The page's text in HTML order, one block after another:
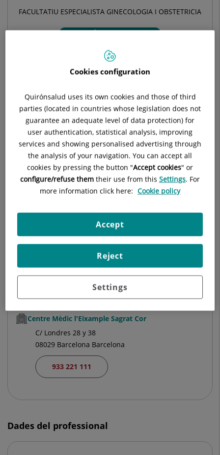
FACULTATIU ESPECIALISTA GINECOLOGIA I OBSTETRICIA
OBSTETRÍCIA I GINECOLOGIA
Demanar hora
Demana cita amb aquest professional en altres
hospitals:
Hospital Universitari Sagrat Cor
C/ Viladomat, 288
08029 Barcelona
933 221 111
Hospital Universitari El Pilar
C/ Balmes, 271
932 360 500
Centre Mèdic l'Eixample Sagrat Cor
C/ Londres 28 y 38
08029 Barcelona Barcelona
933 221 111
Dades del professional
Cookies configuration
Quirónsalud uses its own cookies and those of third
parties (located in countries whose legislation does not
guarantee an adequate level of data protection) for
user authentication, statistical analysis, improving
services and showing personalised advertising through
the analysis of your navigation. You can accept all
cookies by pressing the button "Accept cookies" or
configure/refuse them their use from this Settings. For
more information click here: Cookie policy
Settings
Reject
Accept